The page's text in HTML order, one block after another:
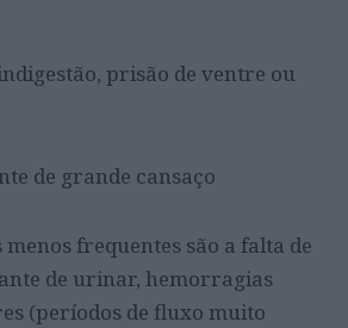
prisão de ventre ou
de grande cansaço
frequentes são a falta de
de urinar, hemorragias
(períodos de fluxo muito